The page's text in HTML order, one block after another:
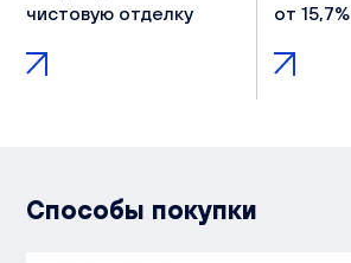
чистовую отделку
от 15,7%
Способы покупки